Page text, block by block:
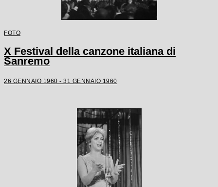
FOTO
X Festival della canzone italiana di
Sanremo
26 GENNAIO 1960 - 31 GENNAIO 1960